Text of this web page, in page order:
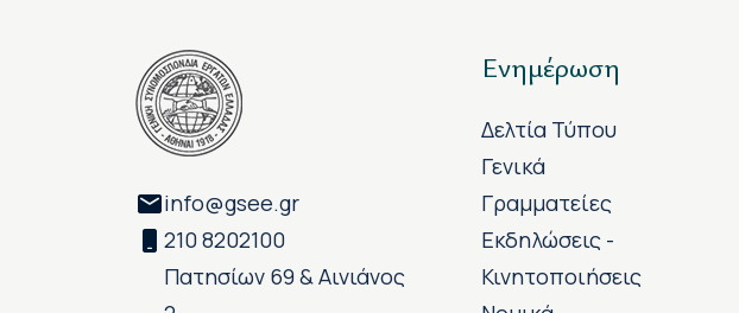
info@gsee.gr
210 8202100
Πατησίων 69 & Αινιάνος
Ενημέρωση
Δελτία Τύπου
Γενικά
Γραμματείες
Εκδηλώσεις -
Κινητοποιήσεις